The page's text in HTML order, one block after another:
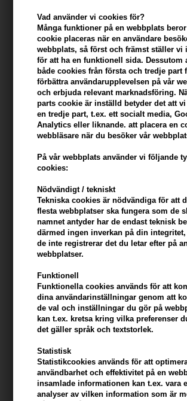
Vad använder vi cookies för?
Många funktioner på en webbplats
cookie placeras när en användare
webbplats, så först och främst ställer vi
för att ha en funktionell sida. Dessutom
både cookies från första och tredje part
förbättra användarupplevelsen på vår
och erbjuda relevant marknadsföring.
parts cookie är inställd betyder det att
en tredje part, t.ex. ett socialt media,
Analytics eller liknande. att placera en
webbläsare när du besöker vår
På vår webbplats använder vi följande
cookies:
Nödvändigt / tekniskt
Tekniska cookies är nödvändiga för att
flesta webbplatser ska fungera som de
namnet antyder har de endast teknisk
därmed ingen inverkan på din integritet,
de inte registrerar det du letar efter på
webbplatser.
Funktionell
Funktionella cookies används för att
dina användarinställningar genom att
de val och inställningar du gör på
kan t.ex. kretsa kring vilka preferenser
det gäller språk och textstorlek.
Statistisk
Statistikcookies används för att
användbarhet och effektivitet på en
insamlade informationen kan t.ex. vara
analyser av vilken information som är
I lager- Leveranstid: 2-3 arbetsdagar
Du tjänar 7 Bonuskronor på köp av denna
konto
KÖP FÖR YTTERLIGARE 499,00 SEK OCH FÅ FRI
Beskrivning Recensioner
Evolve Organic Beauty Gentle Cleansing Melt
orenheter och har en lugnande och fuktgivande
Egenskaper
- Skonsam rengöringslotion för normal - torr
- Berikad med baobabolja och sockerextrakt,
och föroreningar och har en lugnande och
doft av organisk vanilj.
Ansökan
- Applicera försiktigt på torrt ansikte runt
- Använd masserande rörelser
- Tillsätt sedan ljummet vatten för att få en rik
- Skölj sedan av
Ingredienser
Capryl / Capric Triglyceride *, Glycerin *,